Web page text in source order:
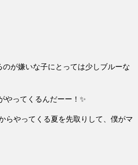
が嫌いな子にとっては少しブルーな
やってくるんだーー！✨
らやってくる夏を先取りして、僕がマ